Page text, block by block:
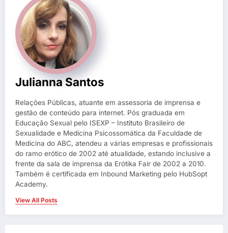
Julianna Santos
Relações Públicas, atuante em assessoria de imprensa e
gestão de conteúdo para internet. Pós graduada em
Educação Sexual pelo ISEXP – Instituto Brasileiro de
Sexualidade e Medicina Psicossomática da Faculdade de
Medicina do ABC, atendeu a várias empresas e profissionais
do ramo erótico de 2002 até atualidade, estando inclusive a
frente da sala de imprensa da Erótika Fair de 2002 a 2010.
Também é certificada em Inbound Marketing pelo HubSopt
Academy.
View All Posts